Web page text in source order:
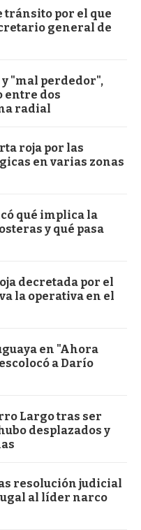
tránsito por el que
general de
"mal perdedor",
entre dos
radial
roja por las
en varias zonas
qué implica la
y qué pasa
decretada por el
la operativa en el
en "Ahora
a Darío
Largo tras ser
desplazados y
resolución judicial
al líder narco